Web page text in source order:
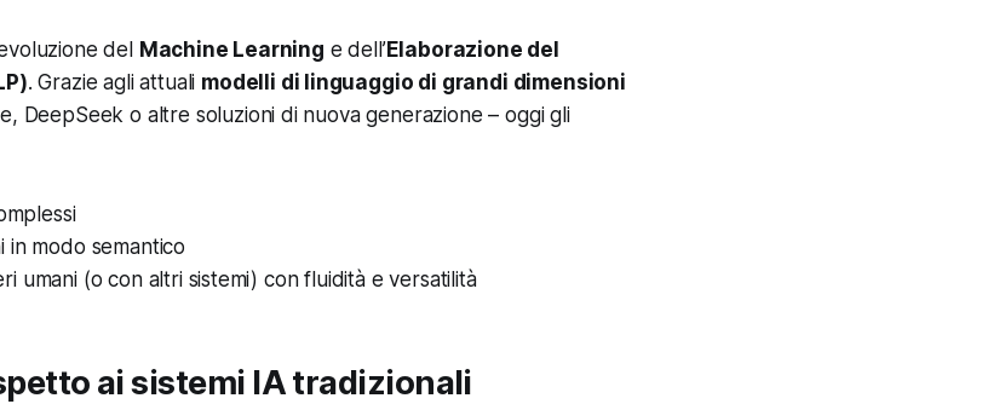
del Machine Learning e dell’Elaborazione del
. Grazie agli attuali modelli di linguaggio di grandi dimensioni
DeepSeek o altre soluzioni di nuova generazione – oggi gli
modo semantico
umani (o con altri sistemi) con fluidità e versatilità
ai sistemi IA tradizionali